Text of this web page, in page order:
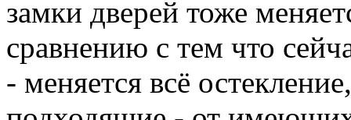
замки дверей тоже
сравнению с тем что
- меняется всё